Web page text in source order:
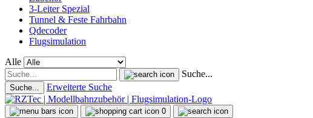
3-Leiter Spezial
Tunnel & Feste Fahrbahn
Qdecoder
Flugsimulation
Alle
Suche...
Suche... Erweiterte Suche
0